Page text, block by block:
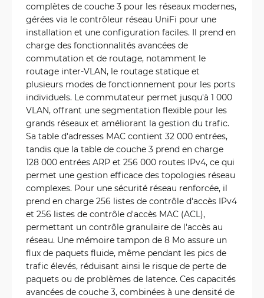
complètes de couche 3 pour les réseaux modernes,
gérées via le contrôleur réseau UniFi pour une
installation et une configuration faciles. Il prend en
charge des fonctionnalités avancées de
commutation et de routage, notamment le
routage inter-VLAN, le routage statique et
plusieurs modes de fonctionnement pour les ports
individuels. Le commutateur permet jusqu'à 1 000
VLAN, offrant une segmentation flexible pour les
grands réseaux et améliorant la gestion du trafic.
Sa table d'adresses MAC contient 32 000 entrées,
tandis que la table de couche 3 prend en charge
128 000 entrées ARP et 256 000 routes IPv4, ce qui
permet une gestion efficace des topologies réseau
complexes. Pour une sécurité réseau renforcée, il
prend en charge 256 listes de contrôle d'accès IPv4
et 256 listes de contrôle d'accès MAC (ACL),
permettant un contrôle granulaire de l'accès au
réseau. Une mémoire tampon de 8 Mo assure un
flux de paquets fluide, même pendant les pics de
trafic élevés, réduisant ainsi le risque de perte de
paquets ou de problèmes de latence. Ces capacités
avancées de couche 3, combinées à une densité de